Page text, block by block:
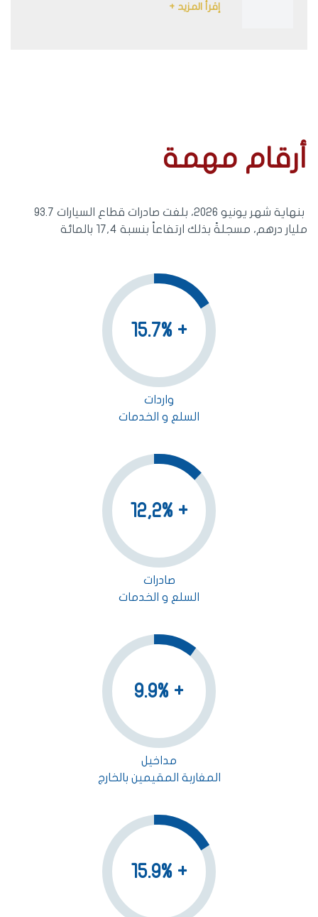
إقرأ المزيد +
أرقام مهمة
بنهاية شهر يونيو 2026، بلغت صادرات قطاع السيارات 93.7
مليار درهم، مسجلةً بذلك ارتفاعاً بنسبة 17,4 بالمائة
+ 15.7%
واردات
السلع و الخدمات
+ 12,2%
صادرات
السلع و الخدمات
+ 9.9%
مداخيل
المغاربة المقيمين بالخارج
+ 15.9%